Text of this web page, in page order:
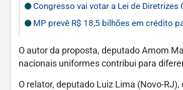
Congresso vai votar a Lei de Diretrizes
MP prevê R$ 18,5 bilhões em crédito
O autor da proposta, deputado Amom
nacionais uniformes contribui para
O relator, deputado Luiz Lima (Novo-